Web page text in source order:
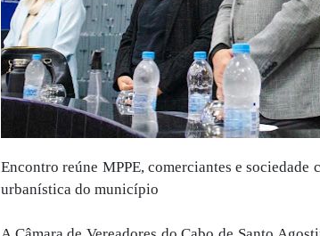
Encontro reúne MPPE, comerciantes e
urbanística do município